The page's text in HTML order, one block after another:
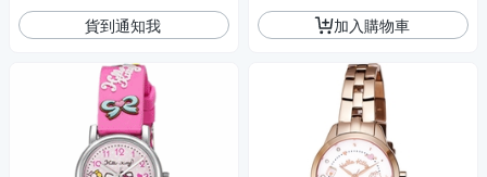
貨到通知我 加入購物車